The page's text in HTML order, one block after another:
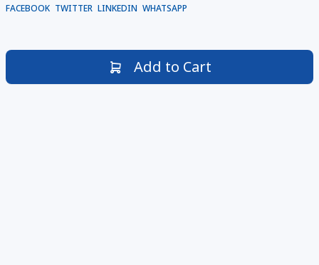
FACEBOOK TWITTER LINKEDIN WHATSAPP
Add to Cart